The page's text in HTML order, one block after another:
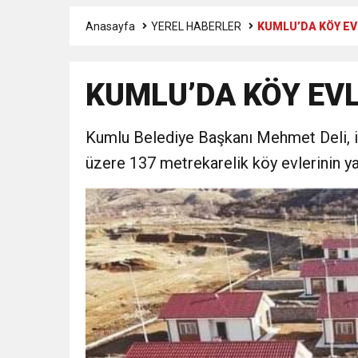
6:19 HBB BAŞKANI
17:36 KURUMLAR VERGİSİ
1:00 İTSO İŞ-KUR SGK
21:40 CEYLANDERE’DE
18:22 BAŞKAN SAMİ
Anasayfa YEREL HABERLER KUMLU’DA KÖY
KUMLU’DA KÖY
Kumlu Belediye Başkanı Mehmet
üzere 137 metrekarelik köy evlerinin